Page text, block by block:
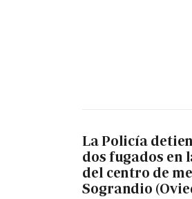
La Policía
dos fugados en
del centro de
Sograndio